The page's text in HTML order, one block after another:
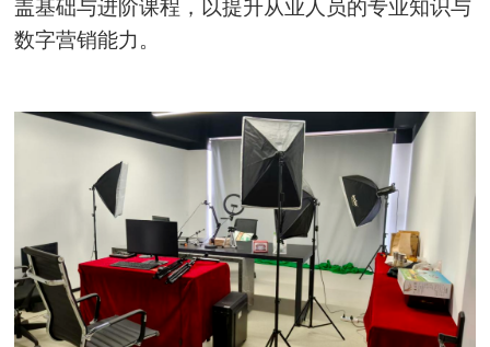
盖基础与进阶课程，以提升从业人员的专业知识与
数字营销能力。